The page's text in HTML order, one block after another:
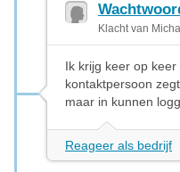
Klacht van
Ik krijg keer op
kontaktpersoon
maar in kunnen
Reageer als bedrijf